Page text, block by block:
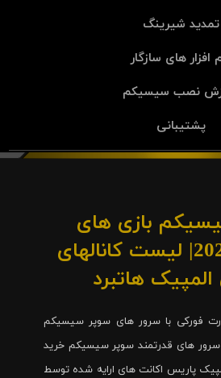
تمدید شیرینگ
افزار های سازگار
نصب سیسیکم
پشتیبانی
بازی های
المپیک 2024| لیست کانالهای
هاتبرد
فورکی با سرور های سوپر سیسیکم
های قدرتمند سوپر سیسیکم خرید
پاریس اکانت های ارایه شده توسط